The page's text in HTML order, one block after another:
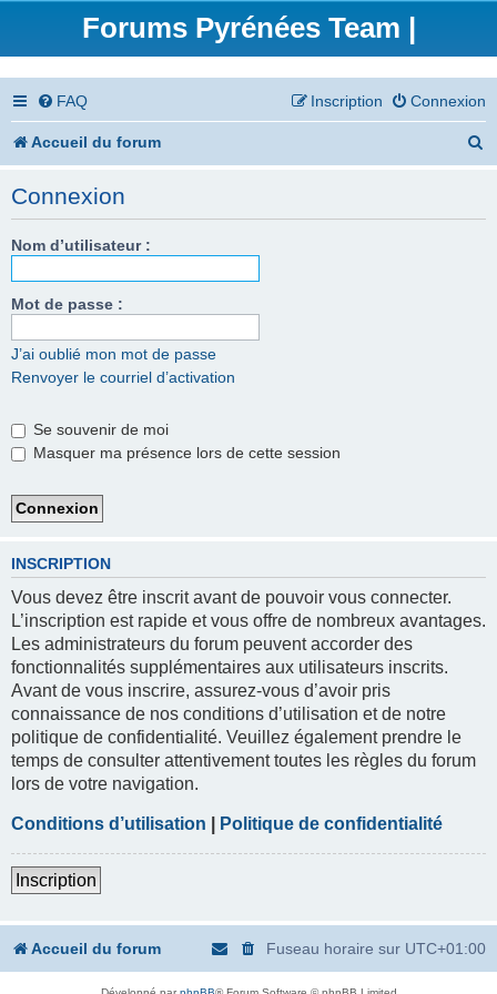
Forums Pyrénées Team |
FAQ Connexion
Inscription
Accueil du forum
Connexion
Nom d’utilisateur :
Mot de passe :
J’ai oublié mon mot de passe
Renvoyer le courriel d’activation
Se souvenir de moi
Masquer ma présence lors de cette session
INSCRIPTION
Vous devez être inscrit avant de pouvoir vous connecter.
L’inscription est rapide et vous offre de nombreux avantages.
Les administrateurs du forum peuvent accorder des
fonctionnalités supplémentaires aux utilisateurs inscrits.
Avant de vous inscrire, assurez-vous d’avoir pris
connaissance de nos conditions d’utilisation et de notre
politique de confidentialité. Veuillez également prendre le
temps de consulter attentivement toutes les règles du forum
lors de votre navigation.
Conditions d’utilisation Politique de confidentialité
Inscription
Accueil du forum Fuseau horaire sur UTC+01:00